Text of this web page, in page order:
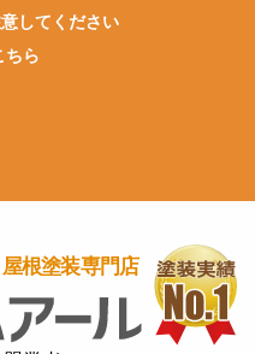
してください
ちら